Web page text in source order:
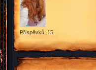
Příspěvků: 15